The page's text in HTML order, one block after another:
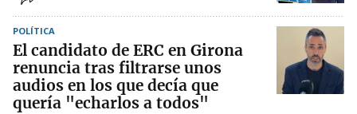
POLÍTICA
El candidato de ERC en Girona
renuncia tras filtrarse unos
audios en los que decía que
quería "echarlos a todos"